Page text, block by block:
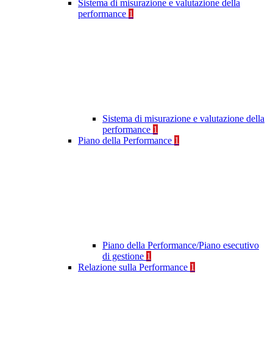
Sistema di misurazione e valutazione della
performance 1
Sistema di misurazione e valutazione della
performance 1
Piano della Performance 1
Piano della Performance/Piano esecutivo
di gestione 1
Relazione sulla Performance 1